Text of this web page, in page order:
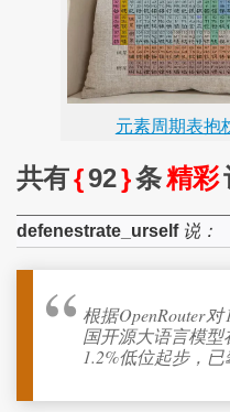
元素周期表抱
共有{92}条精彩
defenestrate_urself说：
根据OpenRouter
国开源大语言模型
1.2%低位起步，